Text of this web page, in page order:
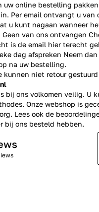
uw online bestelling
Per email ontvangt u van
u kunt nagaan wanneer
van ons ontvangen
is de email hier terecht
dag afspreken Neem
na uw bestelling.
kunnen niet retour
bij ons volkomen veilig. U
Onze webshop is
Lees ook de
bij ons besteld hebben.